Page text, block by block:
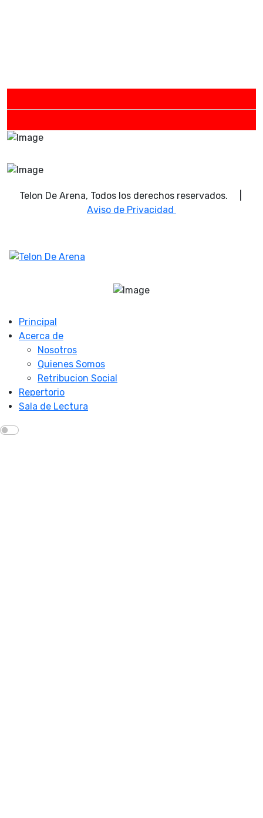
Telon De Arena, Todos los derechos reservados. |
Aviso de Privacidad
Principal
Acerca de
Nosotros
Quienes Somos
Retribucion Social
Repertorio
Sala de Lectura